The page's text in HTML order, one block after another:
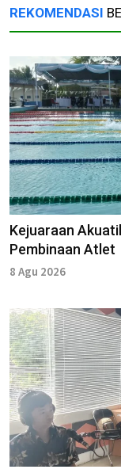
REKOMENDASI
Kejuaraan
Pembinaan Atlet
8 Agu 2026